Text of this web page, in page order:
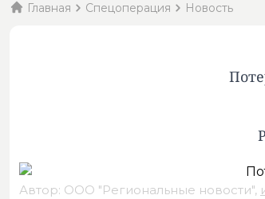
Главная Спецоперация Новость
Автор: ООО "Региональные новости",